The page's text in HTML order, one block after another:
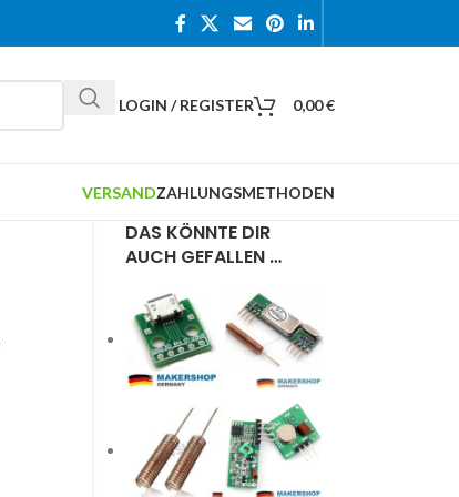
LOGIN / REGISTER 0,00€
VERSANDZAHLUNGSMETHODEN
DAS KÖNNTE DIR
AUCH GEFALLEN …